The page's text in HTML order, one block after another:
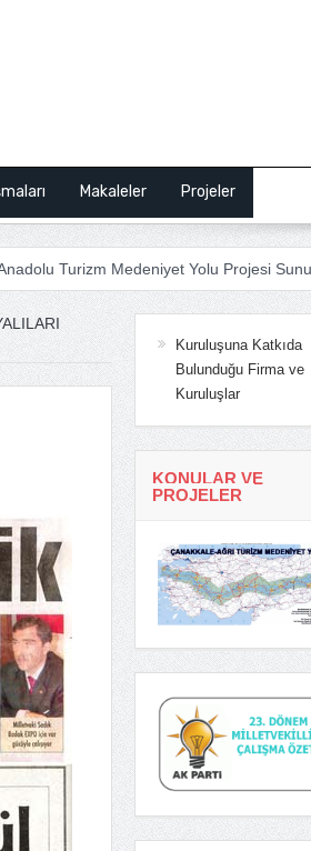
Makaleler Projeler
Yolu Projesi Sunum ANSİAD
Kuruluşuna Katkıda
Bulunduğu Firma ve
Kuruluşlar
KONULAR VE
PROJELER